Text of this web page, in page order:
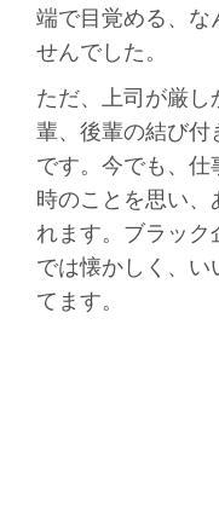
端で目覚める、な
せんでした。
ただ、上司が厳
輩、後輩の結び付
です。今でも、
時のことを思い
れます。ブラッ
では懐かしく、い
てます。